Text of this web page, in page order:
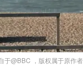
于@BBC ，版权属于原作者